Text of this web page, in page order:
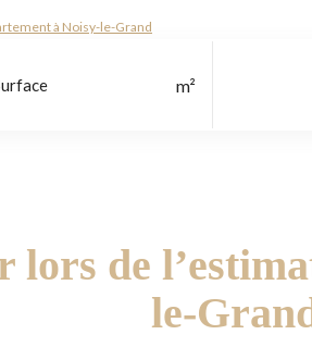
à Noisy-le-Grand
lors de
le-